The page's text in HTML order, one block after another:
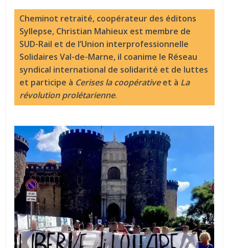
Cheminot retraité, coopérateur des éditons
Syllepse, Christian Mahieux est membre de
SUD-Rail et de l’Union interprofessionnelle
Solidaires Val-de-Marne, il coanime le Réseau
syndical international de solidarité et de luttes
et participe à Cerises la coopérativeet à La
révolution prolétarienne.